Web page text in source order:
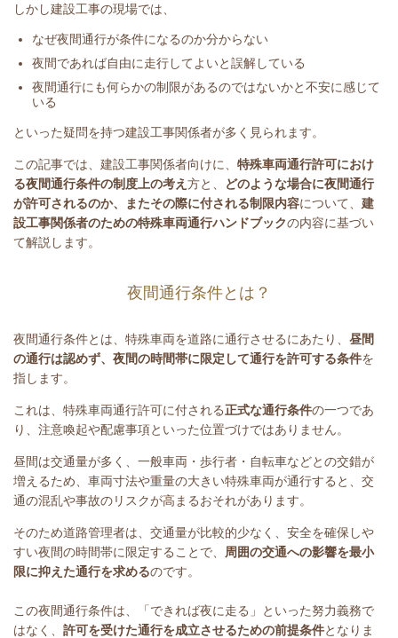
しかし建設工事の現場では、
なぜ夜間通行が条件になるのか分からない
夜間であれば自由に走行してよいと誤解している
夜間通行にも何らかの制限があるのではないかと不安に感じて
いる
といった疑問を持つ建設工事関係者が多く見られます。
この記事では、建設工事関係者向けに、 特殊車両通行許可におけ
る夜間通行条件の制度上の考え 方と、
どのような場合に夜間通行
が許可されるのか、またその際に付される制限内容について、 建
設工事関係者のための特殊車両通行ハンドブックの内容に基づい
て解説します。
夜間通行条件とは？
夜間通行条件とは、特殊車両を道路に通行させるにあたり、 昼間
の通行は認めず、夜間の時間帯に限定して通行を許可する条件を
指します。
これは、特殊車両通行許可に付される正式な通行条件の一つであ
り、注意喚起や配慮事項といった位置づけではありません。
昼間は交通量が多く、一般車両・歩行者・自転車などとの交錯が
増えるため、車両寸法や重量の大きい特殊車両が通行すると、交
通の混乱や事故のリスクが高まるおそれがあります。
そのため道路管理者は、交通量が比較的少なく、安全を確保しや
すい夜間の時間帯に限定することで、
周囲の交通への影響を最小
限に抑えた通行を求めるのです。
この夜間通行条件は、「できれば夜に走る」といった努力義務で
はなく、 許可を受けた通行を成立させるための前提条件となりま